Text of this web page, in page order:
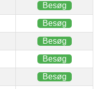
Besøg
Besøg
Besøg
Besøg
Besøg